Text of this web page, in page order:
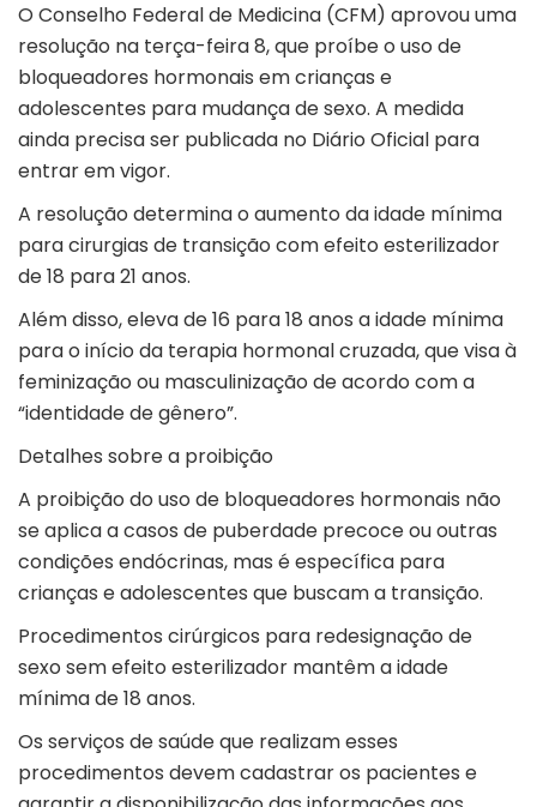
O Conselho Federal de Medicina (CFM) aprovou uma
resolução na terça-feira 8, que proíbe o uso de
bloqueadores hormonais em crianças e
adolescentes para mudança de sexo. A medida
ainda precisa ser publicada no Diário Oficial para
entrar em vigor.
A resolução determina o aumento da idade mínima
para cirurgias de transição com efeito esterilizador
de 18 para 21 anos.
Além disso, eleva de 16 para 18 anos a idade mínima
para o início da terapia hormonal cruzada, que visa à
feminização ou masculinização de acordo com a
“identidade de gênero”.
Detalhes sobre a proibição
A proibição do uso de bloqueadores hormonais não
se aplica a casos de puberdade precoce ou outras
condições endócrinas, mas é específica para
crianças e adolescentes que buscam a transição.
Procedimentos cirúrgicos para redesignação de
sexo sem efeito esterilizador mantêm a idade
mínima de 18 anos.
Os serviços de saúde que realizam esses
procedimentos devem cadastrar os pacientes e